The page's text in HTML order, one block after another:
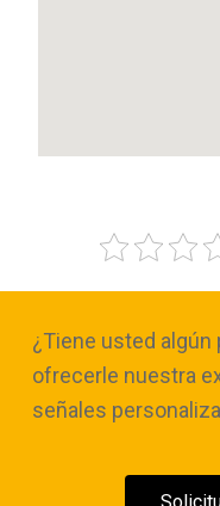
¿Tiene usted
ofrecerle nuestra
señales